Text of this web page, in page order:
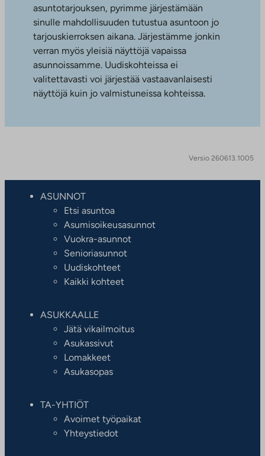
asuntotarjouksen, pyrimme järjestämään
sinulle mahdollisuuden tutustua asuntoon jo
tarjouskierroksen aikana. Järjestämme jonkin
verran myös yleisiä näyttöjä vapaissa
asunnoissamme. Uudiskohteissa ei
valitettavasti voi järjestää vastaavanlaisesti
näyttöjä kuin jo valmistuneissa kohteissa.
Versio 260613.1005
ASUNNOT
Etsi asuntoa
Asumisoikeusasunnot
Vuokra-asunnot
Senioriasunnot
Uudiskohteet
Kaikki kohteet
ASUKKAALLE
Jätä vikailmoitus
Asukassivut
Lomakkeet
Asukasopas
TA-YHTIÖT
Avoimet työpaikat
Yhteystiedot